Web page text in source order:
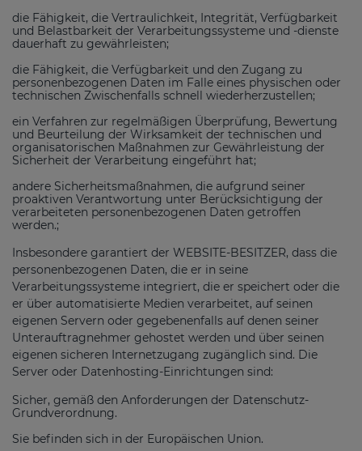
die Fähigkeit, die Vertraulichkeit, Integrität, Verfügbarkeit
und Belastbarkeit der Verarbeitungssysteme und -dienste
dauerhaft zu gewährleisten;
die Fähigkeit, die Verfügbarkeit und den Zugang zu
personenbezogenen Daten im Falle eines physischen oder
technischen Zwischenfalls schnell wiederherzustellen;
ein Verfahren zur regelmäßigen Überprüfung, Bewertung
und Beurteilung der Wirksamkeit der technischen und
organisatorischen Maßnahmen zur Gewährleistung der
Sicherheit der Verarbeitung eingeführt hat;
andere Sicherheitsmaßnahmen, die aufgrund seiner
proaktiven Verantwortung unter Berücksichtigung der
verarbeiteten personenbezogenen Daten getroffen
werden.;
Insbesondere garantiert der WEBSITE-BESITZER, dass die
personenbezogenen Daten, die er in seine
Verarbeitungssysteme integriert, die er speichert oder die
er über automatisierte Medien verarbeitet, auf seinen
eigenen Servern oder gegebenenfalls auf denen seiner
Unterauftragnehmer gehostet werden und über seinen
eigenen sicheren Internetzugang zugänglich sind. Die
Server oder Datenhosting-Einrichtungen sind:
Sicher, gemäß den Anforderungen der Datenschutz-
Grundverordnung.
Sie befinden sich in der Europäischen Union.